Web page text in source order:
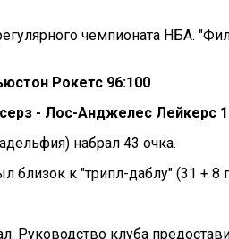
чемпионата НБА.
Рокетс 96:100
- Лос-Анджелес Лейкерс
набрал 43 очка.
к "трипл-даблу" (31 + 8
Руководство клуба